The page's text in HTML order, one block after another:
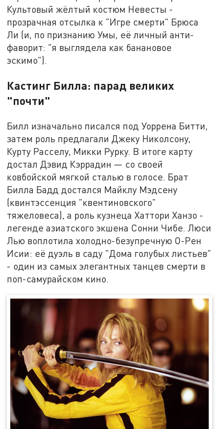
Культовый жёлтый костюм Невесты -
прозрачная отсылка к "Игре смерти" Брюса
Ли (и, по признанию Умы, её личный анти-
фаворит: "я выглядела как банановое
эскимо").
Кастинг Билла: парад великих
"почти"
Билл изначально писался под Уоррена Битти,
затем роль предлагали Джеку Николсону,
Курту Расселу, Микки Рурку. В итоге карту
достал Дэвид Кэррадин — со своей
ковбойской мягкой сталью в голосе. Брат
Билла Бадд достался Майклу Мэдсену
(квинтэссенция "квентиновского"
тяжеловеса), а роль кузнеца Хаттори Ханзо -
легенде азиатского экшена Сонни Чибе. Люси
Лью воплотила холодно-безупречную О-Рен
Исии: её дуэль в саду "Дома голубых листьев"
- один из самых элегантных танцев смерти в
поп-самурайском кино.